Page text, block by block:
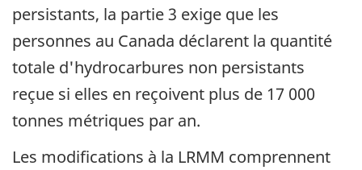
persistants, la partie 3 exige que les
personnes au Canada déclarent la quantité
totale d'hydrocarbures non persistants
reçue si elles en reçoivent plus de 17 000
tonnes métriques par an.
Les modifications à la LRMM comprennent